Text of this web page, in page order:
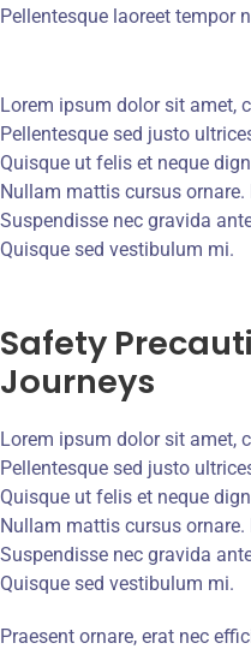
Pellentesque laoreet tempor
Lorem ipsum dolor sit amet,
Pellentesque sed justo
Quisque ut felis et neque
Nullam mattis cursus ornare.
Suspendisse nec gravida
Quisque sed vestibulum mi.
Safety
Journeys
Lorem ipsum dolor sit amet,
Pellentesque sed justo
Quisque ut felis et neque
Nullam mattis cursus ornare.
Suspendisse nec gravida
Quisque sed vestibulum mi.
Praesent ornare, erat nec